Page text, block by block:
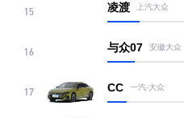
15 凌渡 上汽大众
16 与众07 安徽大众
17 CC 一汽-大众